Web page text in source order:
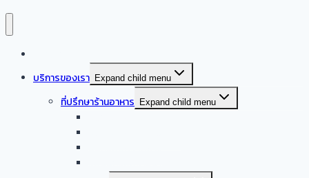
บริการของเรา Expand child menu
ที่ปรึกษาร้านอาหาร Expand child menu